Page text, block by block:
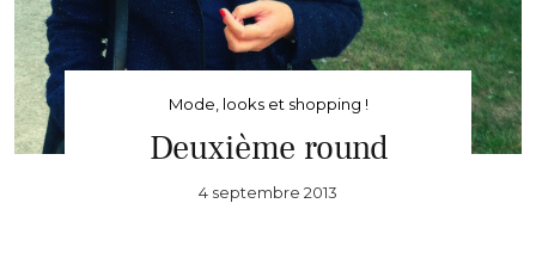
Mode, looks et shopping !
Deuxième round
4 septembre 2013